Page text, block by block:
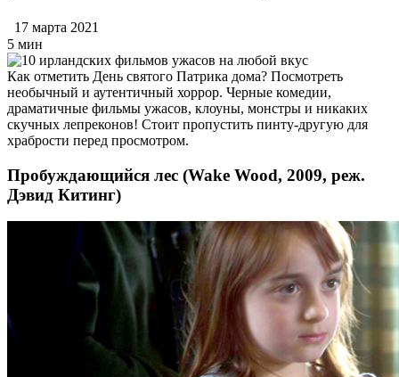
17 марта 2021
5 мин
Как отметить День святого Патрика дома? Посмотреть
необычный и аутентичный хоррор. Черные комедии,
драматичные фильмы ужасов, клоуны, монстры и никаких
скучных лепреконов! Стоит пропустить пинту-другую для
храбрости перед просмотром.
Пробуждающийся лес (Wake Wood, 2009, реж.
Дэвид Китинг)